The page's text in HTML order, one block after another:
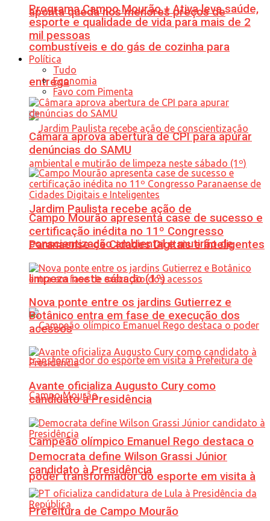
aponta queda nos menores preços de
combustíveis e do gás de cozinha para
entrega
Jardim Paulista recebe ação de
conscientização ambiental e mutirão de
limpeza neste sábado (1º)
Campeão olímpico Emanuel Rego destaca o
poder transformador do esporte em visita à
Prefeitura de Campo Mourão
Programa Campo Mourão + Ativa leva saúde,
esporte e qualidade de vida para mais de 2
mil pessoas
Política
Tudo
Economia
Favo com Pimenta
Câmara aprova abertura de CPI para apurar
denúncias do SAMU
Campo Mourão apresenta case de sucesso e
certificação inédita no 11º Congresso
Paranaense de Cidades Digitais e Inteligentes
Nova ponte entre os jardins Gutierrez e
Botânico entra em fase de execução dos
acessos
Avante oficializa Augusto Cury como
candidato à Presidência
Democrata define Wilson Grassi Júnior
candidato à Presidência